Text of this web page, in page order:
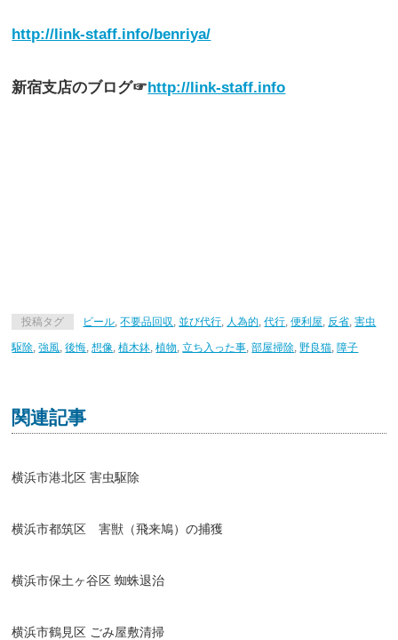
http://link-staff.info/benriya/
新宿支店のブログ☞http://link-staff.info
投稿タグ ビール,不要品回収,並び代行, 人為的,代行,便利屋, 反省,害虫
駆除,強風,後悔,想像,植木鉢,植物,立ち入った事,部屋掃除,野良猫, 障子
関連記事
横浜市港北区 害虫駆除
横浜市都筑区 害獣（飛来鳩）の捕獲
横浜市保土ヶ谷区 蜘蛛退治
横浜市鶴見区 ごみ屋敷清掃